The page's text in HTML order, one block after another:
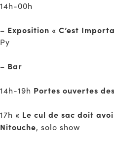
14h-00h
– Exposition « C’est
Py
– Bar
14h-19h Portes ouvertes
17h « Le cul de sac doit
Nitouche, solo show